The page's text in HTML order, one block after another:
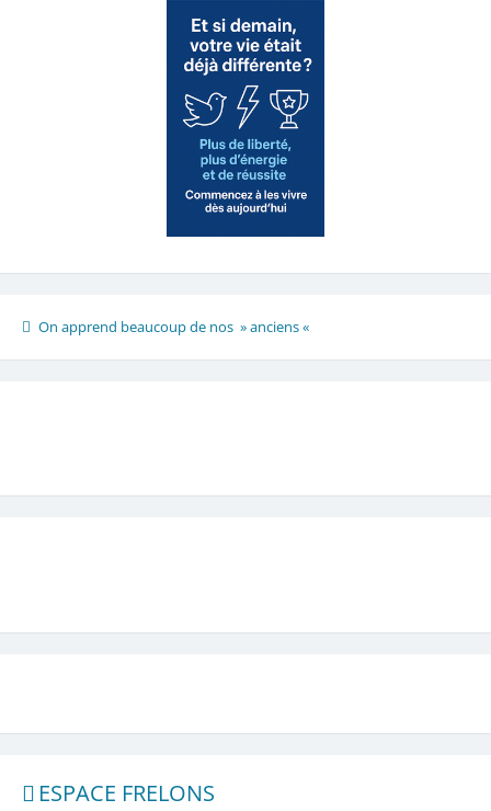
On apprend beaucoup de nos » anciens «
ESPACE FRELONS